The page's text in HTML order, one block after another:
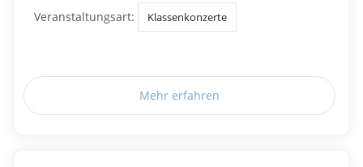
Veranstaltungsart: Klassenkonzerte
Mehr erfahren